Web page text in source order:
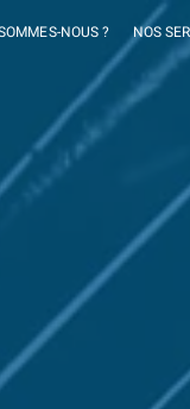
NOUS ? NOS